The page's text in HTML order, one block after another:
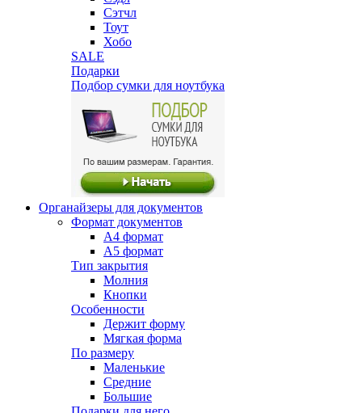
Сэтчл
Тоут
Хобо
SALE
Подарки
Подбор сумки для ноутбука
Органайзеры для документов
Формат документов
А4 формат
А5 формат
Тип закрытия
Молния
Кнопки
Особенности
Держит форму
Мягкая форма
По размеру
Маленькие
Средние
Большие